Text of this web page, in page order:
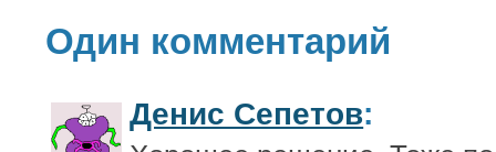
Один комментарий
Денис Сепетов: